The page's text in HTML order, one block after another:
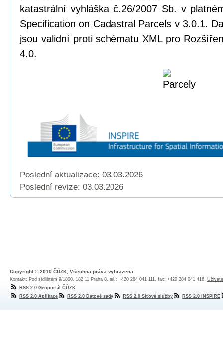
katastrální vyhláška č.26/2007 Sb. v
Specification on Cadastral Parcels v 3.0.1.
jsou validní proti schématu XML pro
4.0.
Poslední aktualizace: 03.03.2026
Poslední revize: 03.03.2026
Copyright © 2010 ČÚZK, Všechna práva vyhrazena
Kontakt: Pod sídlištěm 9/1800, 182 11 Praha 8, tel.: +420 284 041 111, fax: +420 284 041 416,
RSS 2.0 Geoportál ČÚZK
RSS 2.0 Aplikace
RSS 2.0 Datové sady RSS 2.0 Síťové služby RSS 2.0 INSPIRE